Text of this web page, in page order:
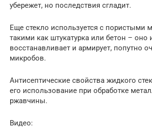
убережет, но последствия сгладит.
Еще стекло используется с пористыми
такими как штукатурка или бетон – оно
восстанавливает и армирует, попутно
микробов.
Антисептические свойства жидкого
его использование при обработке
ржавчины.
Видео: